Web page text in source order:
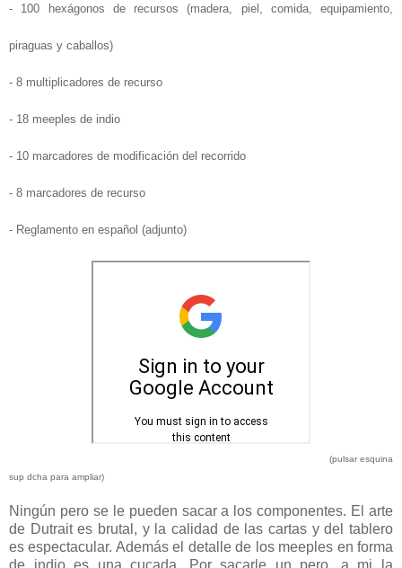
- 100 hexágonos de recursos (madera, piel, comida, equipamiento,
piraguas y caballos)
- 8 multiplicadores de recurso
- 18 meeples de indio
- 10 marcadores de modificación del recorrido
- 8 marcadores de recurso
- Reglamento en español (adjunto)
(pulsar esquina
sup dcha para ampliar)
Ningún pero se le pueden sacar a los componentes. El arte
de Dutrait es brutal, y la calidad de las cartas y del tablero
es espectacular. Además el detalle de los meeples en forma
de indio es una cucada. Por sacarle un pero, a mi la